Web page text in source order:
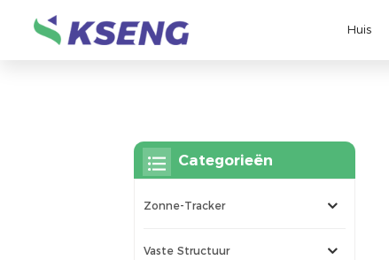
Huis
Categorieën
Zonne-Tracker
Vaste Structuur